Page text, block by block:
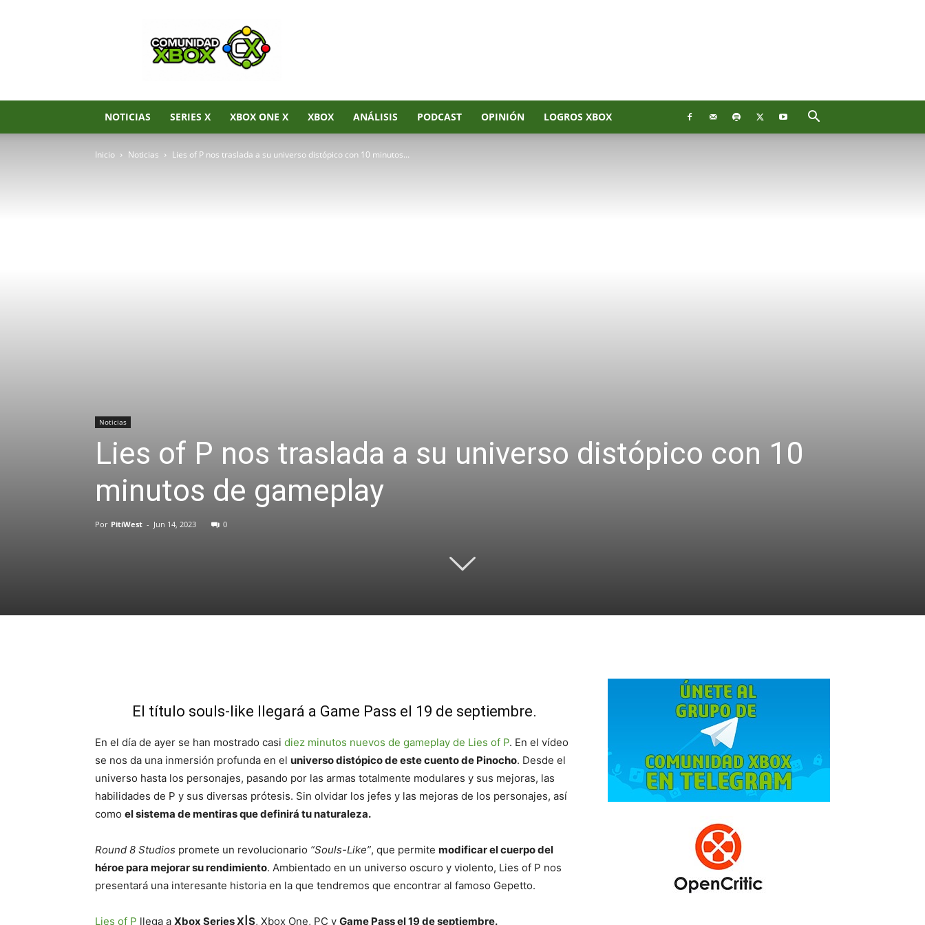
Noticias
de
Xbox
Series
Xbox
One
360
NOTICIAS SERIES X XBOX ONE X XBOX ANÁLISIS PODCAST OPINIÓN LOGROS XBOX
Inicio Noticias Lies of P nos traslada a su universo distópico con 10 minutos...
Noticias
Lies of P nos traslada a su universo distópico con 10
minutos de gameplay
Por PitiWest - Jun 14, 2023 0
El título souls-like llegará a Game Pass el 19 de septiembre.
En el día de ayer se han mostrado casi diez minutos nuevos de gameplay de Lies of P. En el vídeo
se nos da una inmersión profunda en el universo distópico de este cuento de Pinocho. Desde el
universo hasta los personajes, pasando por las armas totalmente modulares y sus mejoras, las
habilidades de P y sus diversas prótesis. Sin olvidar los jefes y las mejoras de los personajes, así
como el sistema de mentiras que definirá tu naturaleza.
Round 8 Studios promete un revolucionario “Souls-Like”, que permite modificar el cuerpo del
héroe para mejorar su rendimiento. Ambientado en un universo oscuro y violento, Lies of P nos
presentará una interesante historia en la que tendremos que encontrar al famoso Gepetto.
Lies of P llega a Xbox Series X|S, Xbox One, PC y Game Pass el 19 de septiembre.